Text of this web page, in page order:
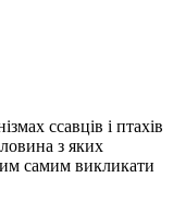
ссавців і птахів
з яких
самим викликати